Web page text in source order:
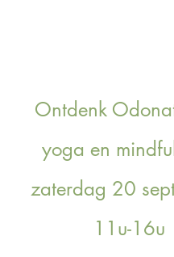
Ontdenk
yoga en
zaterdag 20
11u-16u